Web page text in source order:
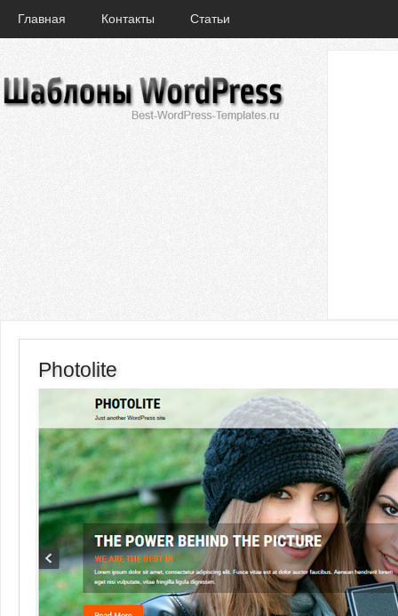
Главная Контакты Статьи
Photolite